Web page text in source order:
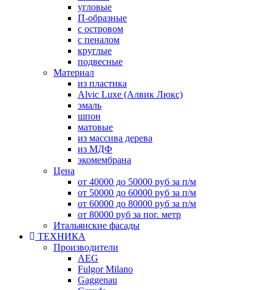
угловые
П-образные
с островом
с пеналом
круглые
подвесные
Материал
из пластика
Alvic Luxe (Алвик Люкс)
эмаль
шпон
матовые
из массива дерева
из МДФ
экомембрана
Цена
от 40000 до 50000 руб за п/м
от 50000 до 60000 руб за п/м
от 60000 до 80000 руб за п/м
от 80000 руб за пог. метр
Итальянские фасады
ТЕХНИКА
Производители
AEG
Fulgor Milano
Gaggenau